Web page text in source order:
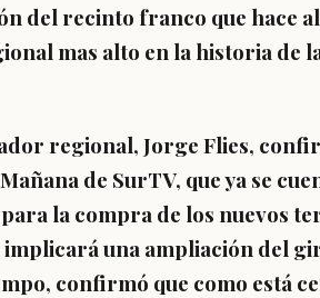
del recinto franco que hace
mas alto en la historia de
regional, Jorge Flies,
de SurTV, que ya se
la compra de los nuevos
implicará una ampliación del
confirmó que como está